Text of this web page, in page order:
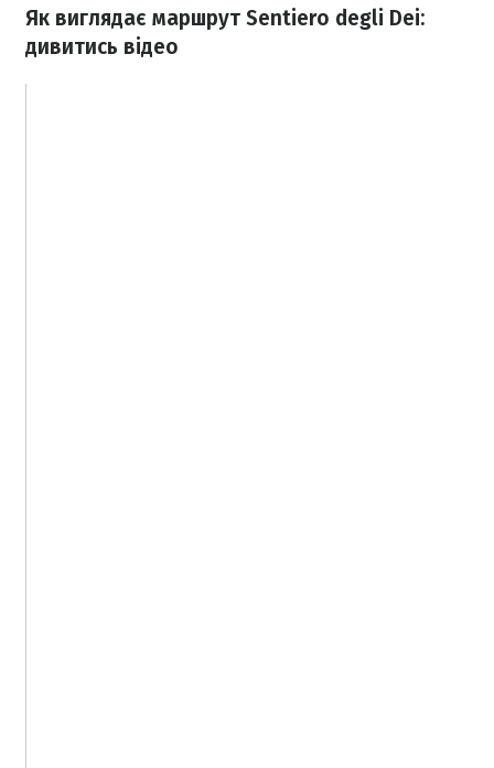
Як виглядає маршрут Sentiero degli Dei:
дивитись відео